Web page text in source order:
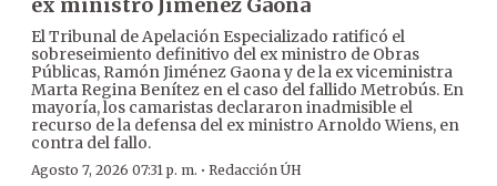
ex ministro Jiménez Gaona
El Tribunal de Apelación Especializado ratificó el
sobreseimiento definitivo del ex ministro de Obras
Públicas, Ramón Jiménez Gaona y de la ex viceministra
Marta Regina Benítez en el caso del fallido Metrobús. En
mayoría, los camaristas declararon inadmisible el
recurso de la defensa del ex ministro Arnoldo Wiens, en
contra del fallo.
Agosto 7, 2026 07:31 p. m. · Redacción ÚH